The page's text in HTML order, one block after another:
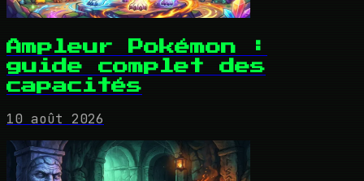
Ampleur Pokémon :
guide complet des
capacités
10 août 2026